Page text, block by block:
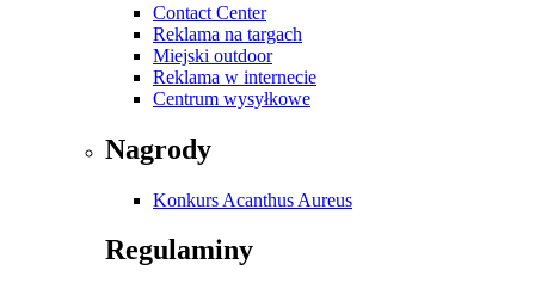
Contact Center
Reklama na targach
Miejski outdoor
Reklama w internecie
Centrum wysyłkowe
Nagrody
Konkurs Acanthus Aureus
Regulaminy